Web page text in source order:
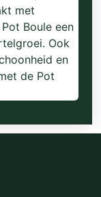
met
Boule een
Ook
en
de Pot